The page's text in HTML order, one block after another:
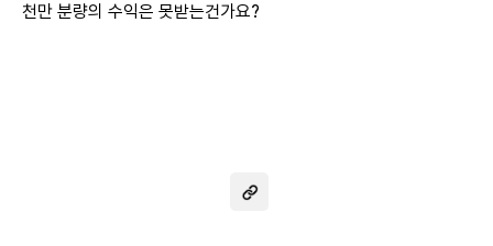
천만 분량의 수익은 못받는건가요?